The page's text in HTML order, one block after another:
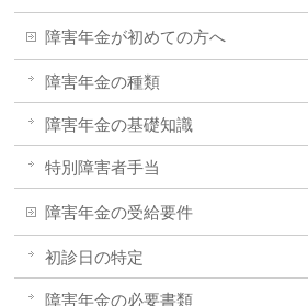
障害年金が初めての方へ
障害年金の種類
障害年金の基礎知識
特別障害者手当
障害年金の受給要件
初診日の特定
障害年金の必要書類